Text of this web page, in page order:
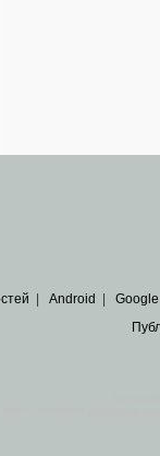
Android Google